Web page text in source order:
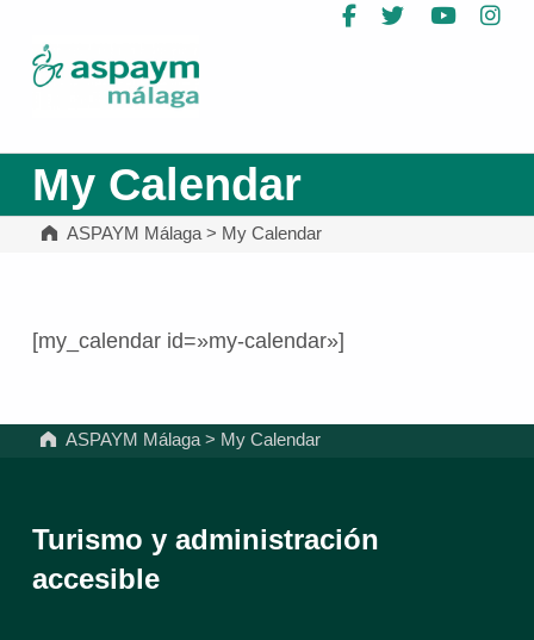
Facebook
Twitter
My Calendar
ASPAYM Málaga> My Calendar
[my_calendar id=»my-calendar»]
ASPAYM Málaga > My Calendar
Turismo y administración
accesible